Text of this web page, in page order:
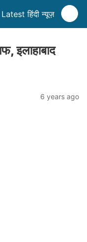
हिंदी न्यूज़
इलाहाबाद
6 years ago